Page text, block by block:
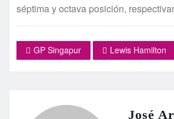
séptima y octava posición,
GP Singapur Lewis Hamilton
José